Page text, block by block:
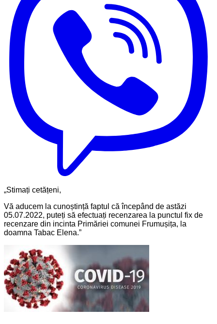
„Stimați cetățeni,
Vă aducem la cunoștință faptul că începând de astăzi
05.07.2022, puteți să efectuați recenzarea la punctul fix de
recenzare din incinta Primăriei comunei Frumușița, la
doamna Tabac Elena.”